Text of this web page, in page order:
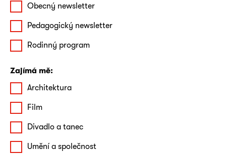
Obecný newsletter
Pedagogický newsletter
Rodinný program
Zajímá mě:
Architektura
Film
Divadlo a tanec
Umění a společnost